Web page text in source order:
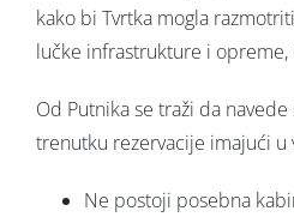
kako bi Tvrtka mogla
lučke infrastrukture i
Od Putnika se traži da
trenutku rezervacije imajući u
Ne postoji posebna